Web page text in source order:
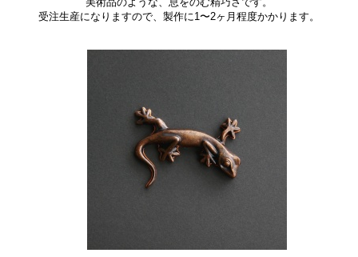
受注生産になりますので、製作に1〜2ヶ月程度かかります。